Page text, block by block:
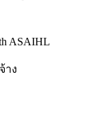
ASAIHL
าง